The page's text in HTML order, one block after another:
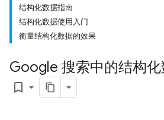
结构化数据指南
结构化数据使用入门
衡量结构化数据的效果
Google 搜索中的结构
bookmark_border